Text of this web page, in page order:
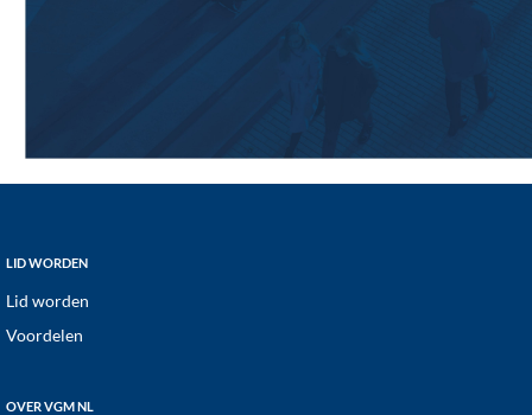
Footer
LID WORDEN
Lid worden
Voordelen
OVER VGM NL